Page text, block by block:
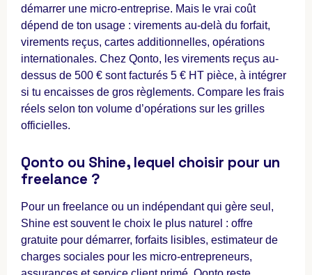
démarrer une micro-entreprise. Mais le vrai coût
dépend de ton usage : virements au-delà du forfait,
virements reçus, cartes additionnelles, opérations
internationales. Chez Qonto, les virements reçus au-
dessus de 500 € sont facturés 5 € HT pièce, à intégrer
si tu encaisses de gros règlements. Compare les frais
réels selon ton volume d’opérations sur les grilles
officielles.
Qonto ou Shine, lequel choisir pour un
freelance ?
Pour un freelance ou un indépendant qui gère seul,
Shine est souvent le choix le plus naturel : offre
gratuite pour démarrer, forfaits lisibles, estimateur de
charges sociales pour les micro-entrepreneurs,